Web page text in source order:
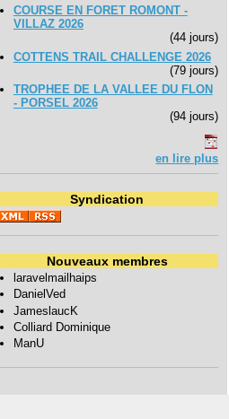
COURSE EN FORET ROMONT -
VILLAZ 2026
(44 jours)
COTTENS TRAIL CHALLENGE 2026
(79 jours)
TROPHEE DE LA VALLEE DU FLON
- PORSEL 2026
(94 jours)
en lire plus
Syndication
Nouveaux membres
laravelmailhaips
DanielVed
JameslaucK
Colliard Dominique
ManU